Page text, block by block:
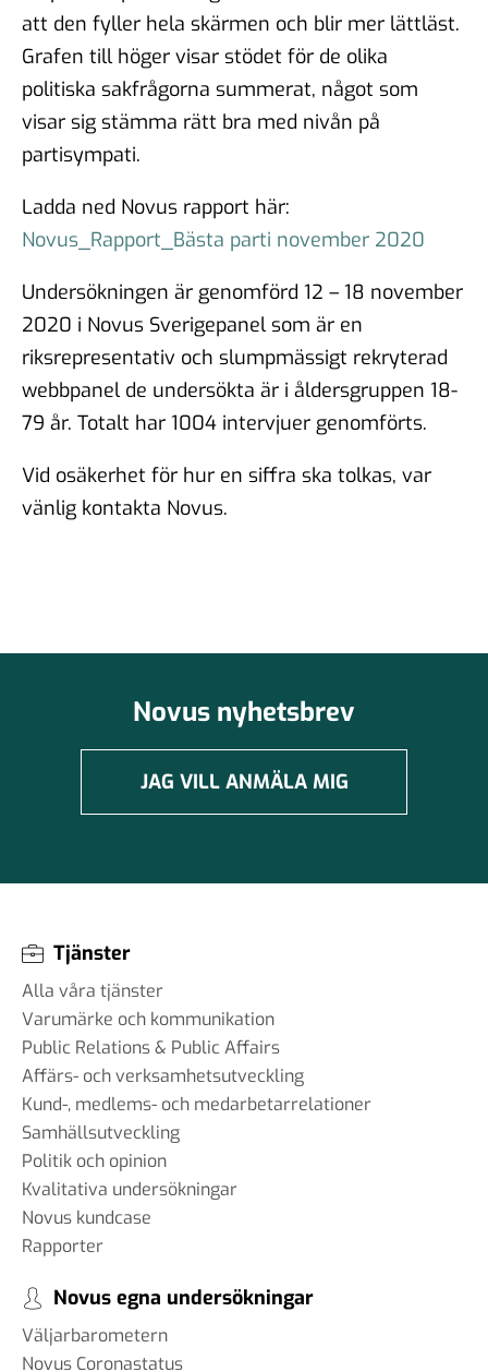
att den fyller hela skärmen och blir mer lättläst.
Grafen till höger visar stödet för de olika
politiska sakfrågorna summerat, något som
visar sig stämma rätt bra med nivån på
partisympati.
Ladda ned Novus rapport här:
Novus_Rapport_Bästa parti november 2020
Undersökningen är genomförd 12 – 18 november
2020 i Novus Sverigepanel som är en
riksrepresentativ och slumpmässigt rekryterad
webbpanel de undersökta är i åldersgruppen 18-
79 år. Totalt har 1004 intervjuer genomförts.
Vid osäkerhet för hur en siffra ska tolkas, var
vänlig kontakta Novus.
Novus nyhetsbrev
JAG VILL ANMÄLA MIG
Tjänster
Alla våra tjänster
Varumärke och kommunikation
Public Relations & Public Affairs
Affärs- och verksamhetsutveckling
Kund-, medlems- och medarbetarrelationer
Samhällsutveckling
Politik och opinion
Kvalitativa undersökningar
Novus kundcase
Rapporter
Novus egna undersökningar
Väljarbarometern
Novus Coronastatus